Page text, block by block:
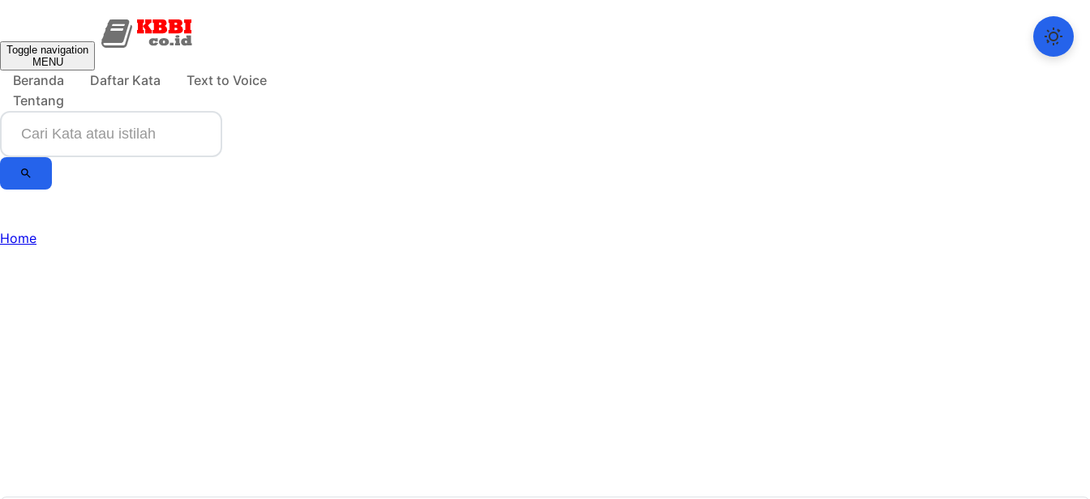
Toggle navigation
MENU
Beranda Daftar Kata
Text to Voice
Tentang
Home